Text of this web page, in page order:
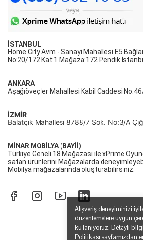
Alışveriş deneyiminizi
düzenlemelere uygun
kullanıyoruz. Detaylı
Politikası sayfamızdan
İSTANBUL
Home City Avm - Sanayi Mahallesi E5
No:20/172 Kat:1 Mağaza:172 Pendik
ANKARA
Aşağıöveçler Mahallesi Kabil Caddesi
İZMİR
Balatçık Mahallesi 8788/7 Sok. No:3/A
MİNAR MOBİLYA (BAYİİ)
Türkiye Geneli 18 Mağazası ile xPrime
satan ürünlerini Mağazalarda
Mobilya mağazalarında oluşturabilirsiniz.